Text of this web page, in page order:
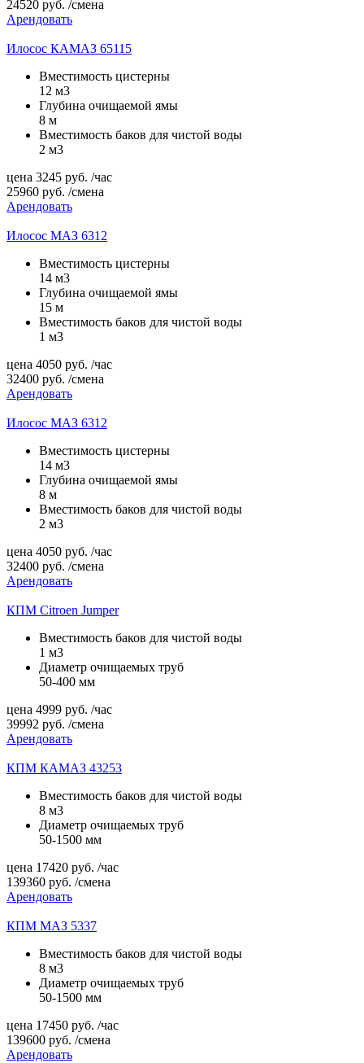
24520 руб. /смена
Арендовать
Илосос КАМАЗ 65115
Вместимость цистерны
12 м3
Глубина очищаемой ямы
8 м
Вместимость баков для чистой воды
2 м3
цена 3245 руб. /час
25960 руб. /смена
Арендовать
Илосос МАЗ 6312
Вместимость цистерны
14 м3
Глубина очищаемой ямы
15 м
Вместимость баков для чистой воды
1 м3
цена 4050 руб. /час
32400 руб. /смена
Арендовать
Илосос МАЗ 6312
Вместимость цистерны
14 м3
Глубина очищаемой ямы
8 м
Вместимость баков для чистой воды
2 м3
цена 4050 руб. /час
32400 руб. /смена
Арендовать
КПМ Citroen Jumper
Вместимость баков для чистой воды
1 м3
Диаметр очищаемых труб
50-400 мм
цена 4999 руб. /час
39992 руб. /смена
Арендовать
КПМ КАМАЗ 43253
Вместимость баков для чистой воды
8 м3
Диаметр очищаемых труб
50-1500 мм
цена 17420 руб. /час
139360 руб. /смена
Арендовать
КПМ МАЗ 5337
Вместимость баков для чистой воды
8 м3
Диаметр очищаемых труб
50-1500 мм
цена 17450 руб. /час
139600 руб. /смена
Арендовать